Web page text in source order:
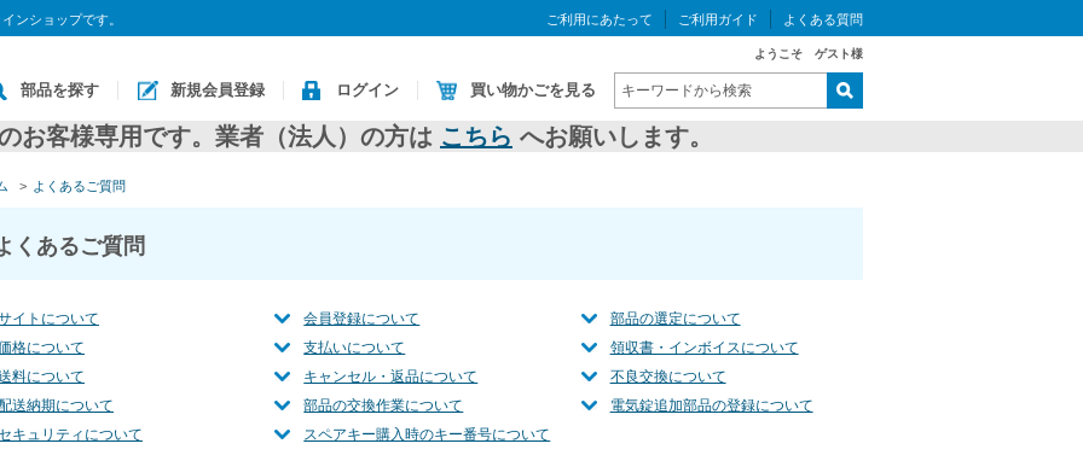
ンショップです。 ご利用にあたって ご利用ガイド よくある質問
ようこそ ゲスト様
部品を探す 新規会員登録 ログイン 買い物かごを見る
お客様専用です。業者（法人）の方は こちら へお願いします。
> よくあるご質問
くあるご質問
イトについて 会員登録について
部品の選定について
格について
支払いについて
領収書・インボイスについて
料について
キャンセル・返品について
不良交換について
送納期について
部品の交換作業について
電気錠追加部品の登録について
キュリティについて
スペアキー購入時のキー番号について